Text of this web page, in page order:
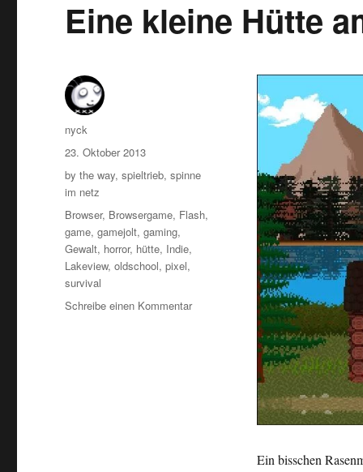
Eine kleine Hütte
Ein bisschen
Autor
nyck
Veröffentlicht
am
23. Oktober 2013
Kategorien
by the way,spieltrieb,spinne
im netz
Schlagwörter
Browser, Browsergame, Flash,
game,gamejolt,gaming,
Gewalt, horror, hütte, Indie,
Lakeview,oldschool,pixel,
survival
Schreibe einen Kommentarzu